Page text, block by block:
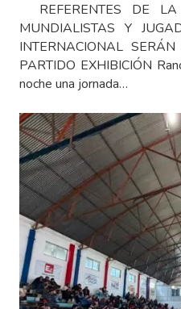
REFERENTES DE LA
MUNDIALISTAS Y
INTERNACIONAL
PARTIDO EXHIBICIÓN
noche una jornada…